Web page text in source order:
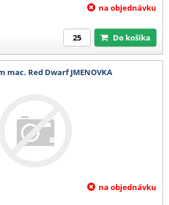
na objednávku
Do košíka
mac. Red Dwarf JMENOVKA
na objednávku